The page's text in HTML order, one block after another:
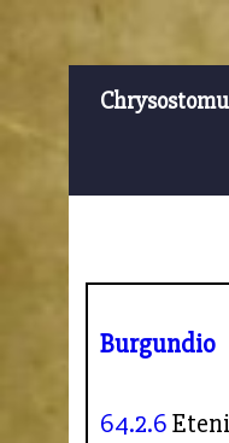
Burgundio
64.2.6